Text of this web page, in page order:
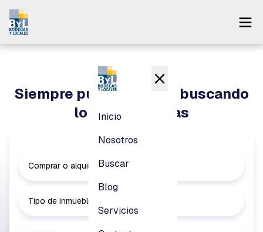
Nosotros
Pagar
Inicio
Nosotros
Buscar
Blog
Servicios
Siempre puedes seguir buscando
lo que necesitas
Comprar o alquilar
Tipo de inmueble